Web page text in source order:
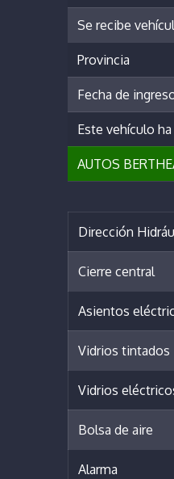
Se recibe
Provincia
Fecha de
Este vehículo ha
AUTOS
Dirección
Cierre central
Asientos
Vidrios tintados
Vidrios
Bolsa de aire
Alarma